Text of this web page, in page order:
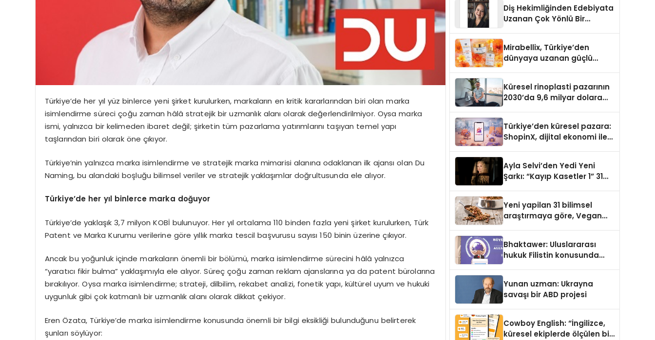
Türkiye’de her yıl yüz binlerce yeni şirket kurulurken, markaların en kritik kararlarından biri olan marka
isimlendirme süreci çoğu zaman hâlâ stratejik bir uzmanlık alanı olarak değerlendirilmiyor. Oysa marka
ismi, yalnızca bir kelimeden ibaret değil; şirketin tüm pazarlama yatırımlarını taşıyan temel yapı
taşlarından biri olarak öne çıkıyor.
Türkiye’nin yalnızca marka isimlendirme ve stratejik marka mimarisi alanına odaklanan ilk ajansı olan Du
Naming, bu alandaki boşluğu bilimsel veriler ve stratejik yaklaşımlar doğrultusunda ele alıyor.
Türkiye’de her yıl binlerce marka doğuyor
Türkiye’de yaklaşık 3,7 milyon KOBİ bulunuyor. Her yıl ortalama 110 binden fazla yeni şirket kurulurken, Türk
Patent ve Marka Kurumu verilerine göre yıllık marka tescil başvurusu sayısı 150 binin üzerine çıkıyor.
Ancak bu yoğunluk içinde markaların önemli bir bölümü, marka isimlendirme sürecini hâlâ yalnızca
“yaratıcı fikir bulma” yaklaşımıyla ele alıyor. Süreç çoğu zaman reklam ajanslarına ya da patent bürolarına
bırakılıyor. Oysa marka isimlendirme; strateji, dilbilim, rekabet analizi, fonetik yapı, kültürel uyum ve hukuki
uygunluk gibi çok katmanlı bir uzmanlık alanı olarak dikkat çekiyor.
Eren Özata, Türkiye’de marka isimlendirme konusunda önemli bir bilgi eksikliği bulunduğunu belirterek
şunları söylüyor:
Diş Hekimliğinden Edebiyata
Uzanan Çok Yönlü Bir
Mirabellix, Türkiye’den
dünyaya uzanan güçlü
Küresel rinoplasti pazarının
2030’da 9,6 milyar dolara
Türkiye’den küresel pazara:
ShopinX, dijital ekonomi ile
Ayla Selvi’den Yedi Yeni
Şarkı: “Kayıp Kasetler 1” 31
Yeni yapilan 31 bilimsel
araştırmaya göre, Vegan
Sindirildiğini Ortaya Koydu
Bhaktawer: Uluslararası
hukuk Filistin konusunda
Yunan uzman: Ukrayna
savaşı bir ABD projesi
Cowboy English: “İngilizce,
küresel ekiplerde ölçülen bir